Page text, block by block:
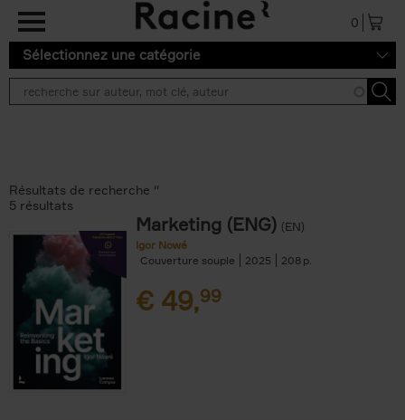
Aller au contenu principal
0
Sélectionnez une catégorie
Résultats de recherche ''
5 résultats
Marketing (ENG) (EN)
Igor Nowé
Couverture souple
2025 208
€ 49,99